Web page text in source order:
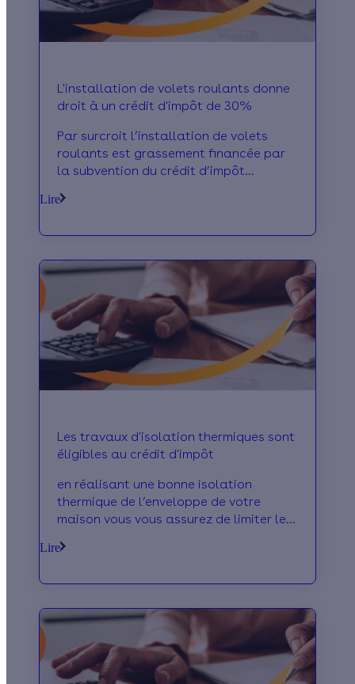
L'installation de volets roulants donne
droit à un crédit d'impôt de 30%
Par surcroit l’installation de volets
roulants est grassement financée par
la subvention du crédit d’impôt
Lire
Les travaux d'isolation thermiques sont
éligibles au crédit d'impôt
en réalisant une bonne isolation
thermique de l’enveloppe de votre
maison vous vous assurez de limiter les
vous allez pouvo
Lire